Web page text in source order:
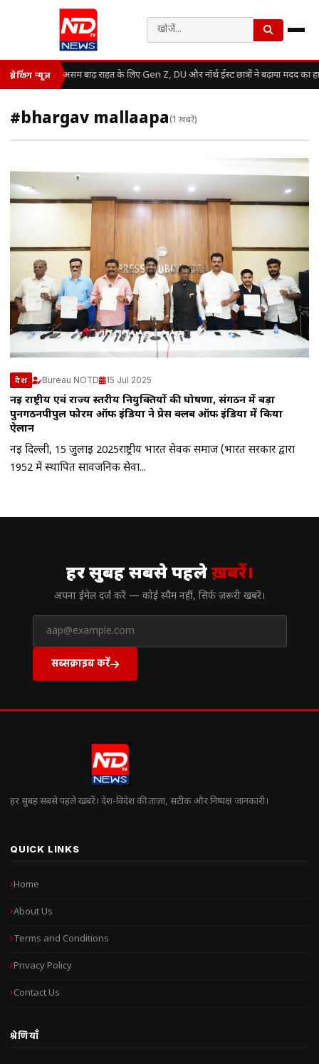
ब्रेकिंग न्यूज़ असम बाढ़ राहत के लिए Gen Z, DU और नॉर्थ ईस्ट छात्रों ने बढ़ाया मदद का
#bhargav mallaapa (1 खबरें)
देश Bureau NOTD 15 Jul 2025
नई राष्ट्रीय एवं राज्य स्तरीय नियुक्तियों की घोषणा, संगठन में बड़ा
पुनर्गठनपीपुल फोरम ऑफ इंडिया ने प्रेस क्लब ऑफ इंडिया में किया
ऐलान
नई दिल्ली, 15 जुलाई 2025राष्ट्रीय भारत सेवक समाज (भारत सरकार द्वारा
1952 में स्थापित सार्वजनिक सेवा...
हर सुबह सबसे पहलेख़बरें।
अपना ईमेल दर्ज करें — कोई स्पैम नहीं, सिर्फ ज़रूरी खबरें।
सब्सक्राइब करें
हर सुबह सबसे पहले खबरें। देश-विदेश की ताज़ा, सटीक और निष्पक्ष जानकारी।
QUICK LINKS
Home
About Us
Terms and Conditions
Privacy Policy
Contact Us
श्रेणियाँ